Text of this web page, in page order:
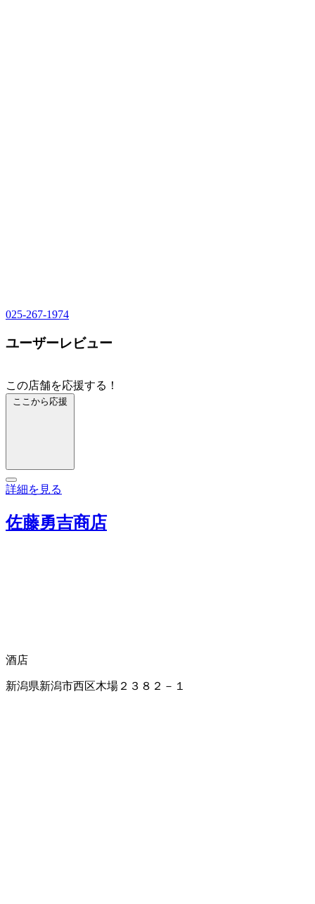
025-267-1974
ユーザーレビュー
この店舗を応援する！
ここから応援
詳細を見る
佐藤勇吉商店
酒店
新潟県新潟市西区木場２３８２－１